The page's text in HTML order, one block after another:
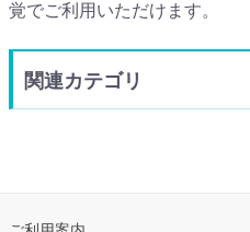
覚でご利用いただけます。
関連カテゴリ